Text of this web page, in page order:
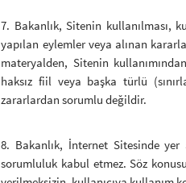
7. Bakanlık, Sitenin kullanılması,
yapılan eylemler veya alınan
materyalden, Sitenin
haksız fiil veya başka türlü
zararlardan sorumlu değildir.
8. Bakanlık, İnternet Sitesinde
sorumluluk kabul etmez. Söz